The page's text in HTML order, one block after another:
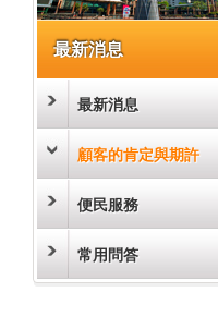
最新消息
最新消息
顧客的肯定與期許
便民服務
常用問答